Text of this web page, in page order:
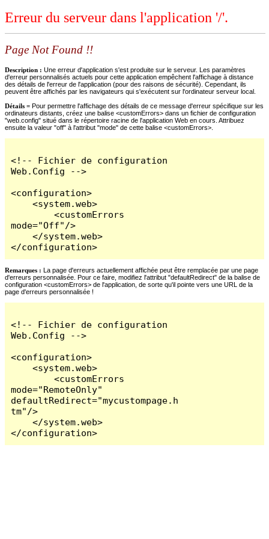
Erreur du serveur dans l'application '/'.
Page Not Found !!
Description : Une erreur d'application s'est produite sur le serveur. Les paramètres
d'erreur personnalisés actuels pour cette application empêchent l'affichage à distance
des détails de l'erreur de l'application (pour des raisons de sécurité). Cependant, ils
peuvent être affichés par les navigateurs qui s'exécutent sur l'ordinateur serveur local.
Détails = Pour permettre l'affichage des détails de ce message d'erreur spécifique sur les
ordinateurs distants, créez une balise <customErrors> dans un fichier de configuration
"web.config" situé dans le répertoire racine de l'application Web en cours. Attribuez
ensuite la valeur "off" à l'attribut "mode" de cette balise <customErrors>.
<!-- Fichier de configuration
Web.Config -->
<configuration>
    <system.web>
        <customErrors
mode="Off"/>
    </system.web>
</configuration>
Remarques : La page d'erreurs actuellement affichée peut être remplacée par une page
d'erreurs personnalisée. Pour ce faire, modifiez l'attribut "defaultRedirect" de la balise de
configuration <customErrors> de l'application, de sorte qu'il pointe vers une URL de la
page d'erreurs personnalisée !
<!-- Fichier de configuration
Web.Config -->
<configuration>
    <system.web>
        <customErrors
mode="RemoteOnly"
defaultRedirect="mycustompage.h
tm"/>
    </system.web>
</configuration>